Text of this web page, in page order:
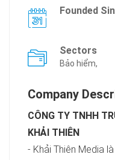
Founded
Sectors
Bảo hiểm,
Company
CÔNG TY TNHH
KHẢI THIÊN
- Khải Thiên Media